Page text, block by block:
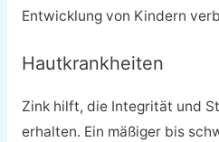
Entwicklung von Kindern
Hautkrankheiten
Zink hilft, die Integrität und
erhalten. Ein mäßiger bis